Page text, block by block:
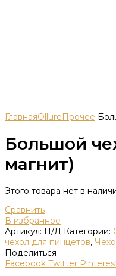
ГлавнаяOllureПрочее
Большой
магнит)
Этого товара нет в
Сравнить
В избранное
Артикул: Н/Д Категории:
чехол для пинцетов,
Поделиться
Facebook Twitter